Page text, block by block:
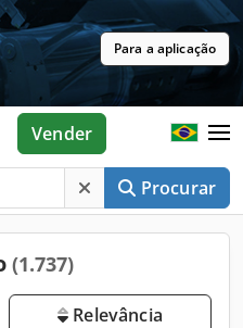
Para a aplicação
Procurar
Vender
(1.737)
Relevância